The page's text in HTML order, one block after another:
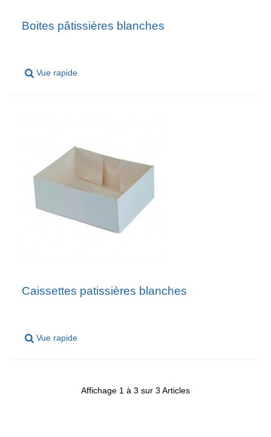
Boites pâtissières blanches
Vue rapide
Caissettes patissières blanches
Vue rapide
Affichage 1 à 3 sur 3 Articles